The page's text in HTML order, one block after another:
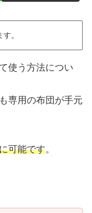
。
使う方法につい
専用の布団が手元
可能です。